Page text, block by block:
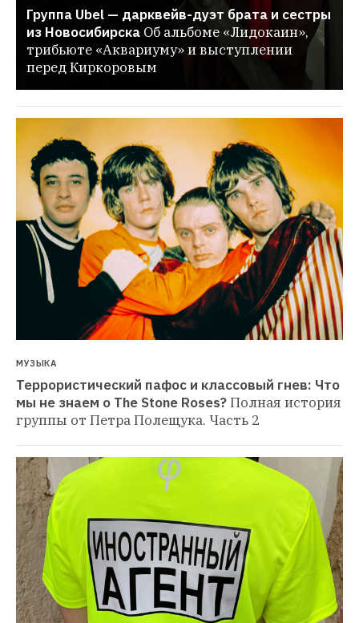
Группа Ubel — дарквейв-дуэт брата и сестры
из Новосибирска Об альбоме «Лидокаин»,
трибьюте «Аквариуму» и выступлении
перед Киркоровым
МУЗЫКА
Террористический пафос и классовый гнев: Что
мы не знаем о The Stone Roses?Полная история
группы от Петра Полещука. Часть 2